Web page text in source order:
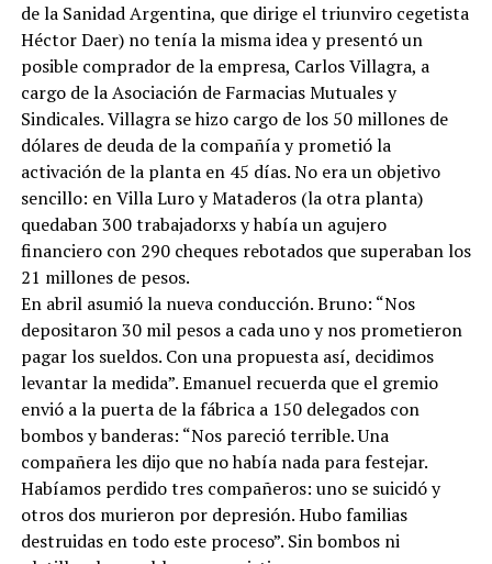
de la Sanidad Argentina, que dirige el triunviro cegetista
Héctor Daer) no tenía la misma idea y presentó un
posible comprador de la empresa, Carlos Villagra, a
cargo de la Asociación de Farmacias Mutuales y
Sindicales. Villagra se hizo cargo de los 50 millones de
dólares de deuda de la compañía y prometió la
activación de la planta en 45 días. No era un objetivo
sencillo: en Villa Luro y Mataderos (la otra planta)
quedaban 300 trabajadorxs y había un agujero
financiero con 290 cheques rebotados que superaban los
21 millones de pesos.
En abril asumió la nueva conducción. Bruno: “Nos
depositaron 30 mil pesos a cada uno y nos prometieron
pagar los sueldos. Con una propuesta así, decidimos
levantar la medida”. Emanuel recuerda que el gremio
envió a la puerta de la fábrica a 150 delegados con
bombos y banderas: “Nos pareció terrible. Una
compañera les dijo que no había nada para festejar.
Habíamos perdido tres compañeros: uno se suicidó y
otros dos murieron por depresión. Hubo familias
destruidas en todo este proceso”. Sin bombos ni